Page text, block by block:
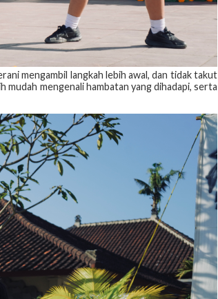
mengambil langkah lebih awal, dan tidak takut
mengenali hambatan yang dihadapi, serta